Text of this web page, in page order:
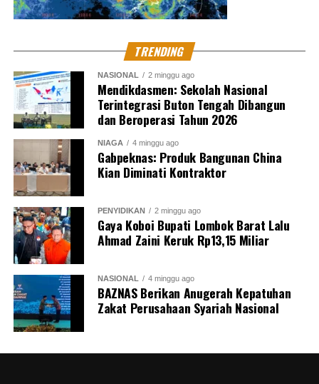
TRENDING
NASIONAL 2 minggu ago
Mendikdasmen: Sekolah Nasional
Terintegrasi Buton Tengah Dibangun
dan Beroperasi Tahun 2026
NIAGA 4 minggu ago
Gabpeknas: Produk Bangunan China
Kian Diminati Kontraktor
PENYIDIKAN 2 minggu ago
Gaya Koboi Bupati Lombok Barat Lalu
Ahmad Zaini Keruk Rp13,15 Miliar
NASIONAL 4 minggu ago
BAZNAS Berikan Anugerah Kepatuhan
Zakat Perusahaan Syariah Nasional